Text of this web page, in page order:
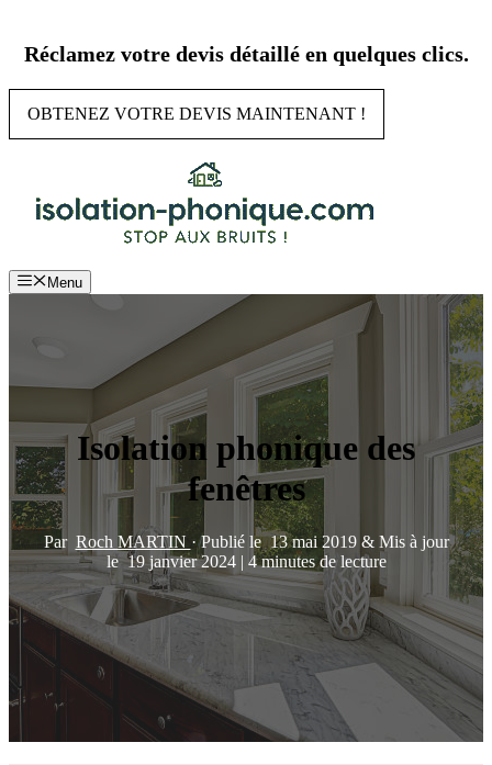
contenu
Réclamez votre devis détaillé en quelques clics.
OBTENEZ VOTRE DEVIS MAINTENANT !
Menu
Isolation phonique des
fenêtres
Par Roch MARTIN · Publié le13 mai 2019 & Mis à jour
le19 janvier 2024 | 4 minutes de lecture